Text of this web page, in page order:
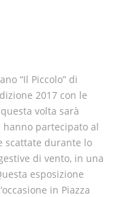
“Il Piccolo” di
2017 con le
questa volta sarà
hanno partecipato al
scattate durante lo
di vento, in una
esposizione
in Piazza